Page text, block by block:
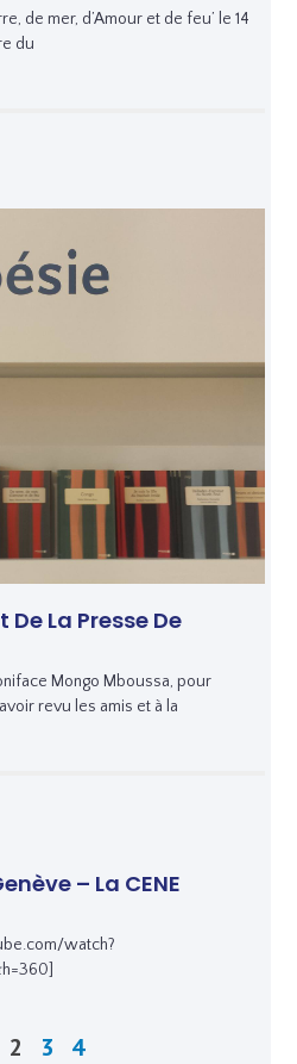
de mer, d’Amour et de feu’ le 14
du
De La Presse De
Mongo Mboussa, pour
revu les amis et à la
– La CENE
watch?
2 3 4